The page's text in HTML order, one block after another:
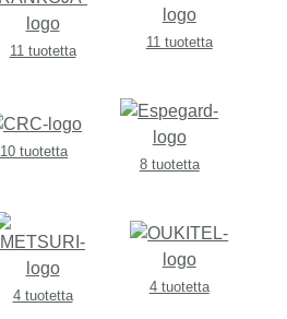
11 tuotetta
11 tuotetta
10 tuotetta
8 tuotetta
4 tuotetta
4 tuotetta